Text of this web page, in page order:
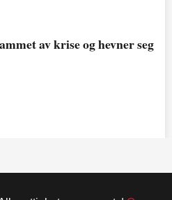
av krise og hevner seg